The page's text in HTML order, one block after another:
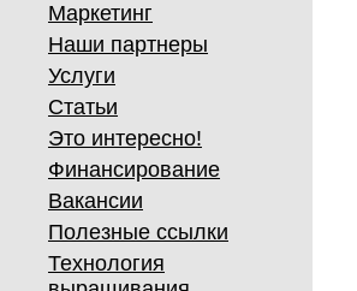
Маркетинг
Наши партнеры
Услуги
Статьи
Это интересно!
Финансирование
Вакансии
Полезные ссылки
Технология